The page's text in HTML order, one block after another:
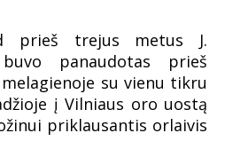
prieš trejus metus J.
panaudotas prieš
su vienu tikru
į Vilniaus oro uostą
priklausantis orlaivis